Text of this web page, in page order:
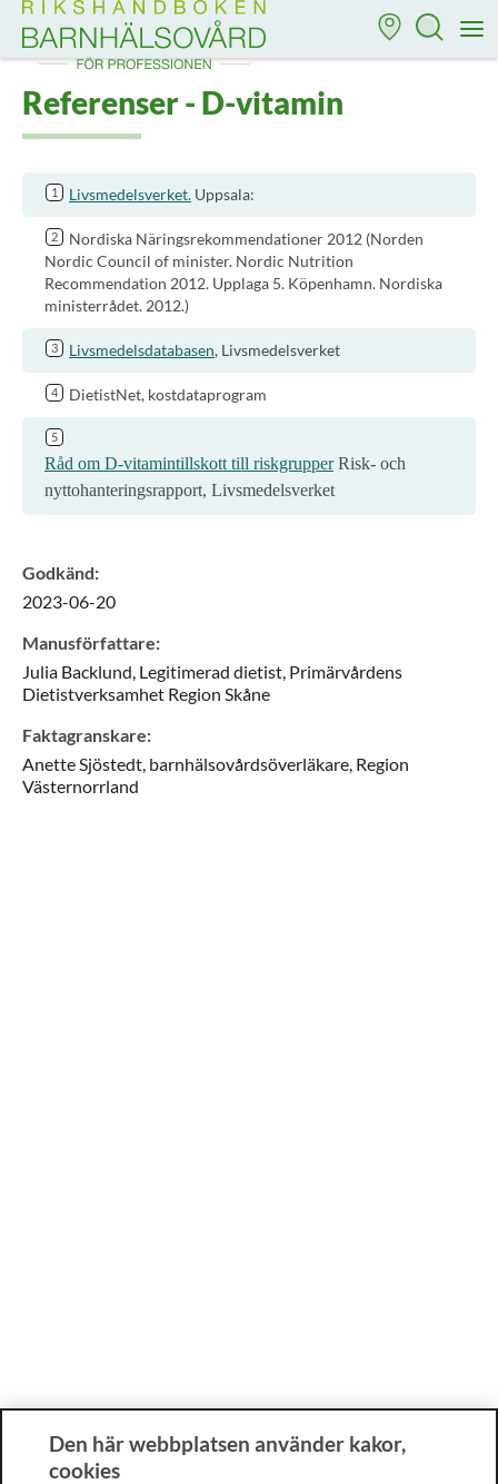
Till startsidan för Rikshandboken i barnhälsovård
Referenser - D-vitamin
Livsmedelsverket. Uppsala:
Nordiska Näringsrekommendationer 2012 (Norden
Nordic Council of minister. Nordic Nutrition
Recommendation 2012. Upplaga 5. Köpenhamn. Nordiska
ministerrådet. 2012.)
Livsmedelsdatabasen, Livsmedelsverket
DietistNet, kostdataprogram
Råd om D-vitamintillskott till riskgrupperRisk- och
nyttohanteringsrapport, Livsmedelsverket
Godkänd:
2023-06-20
Manusförfattare:
Julia Backlund, Legitimerad dietist, Primärvårdens
Dietistverksamhet Region Skåne
Faktagranskare:
AnetteSjöstedt, barnhälsovårdsöverläkare, Region
Västernorrland
Den här webbplatsen använder kakor,
cookies